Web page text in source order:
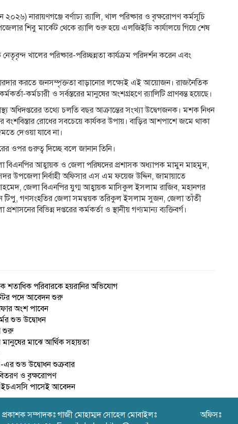
নারায়ণগঞ্জে বর্ণাঢ্য র‍্যালি, খাল পরিষ্কার ও বৃক্ষরোপণ কর্মসূচি
শিবু মার্কেট থেকে র‍্যালি শুরু হয়ে এলজিইডি কার্যালয়ে গিয়ে শেষ
খালের পরিষ্কার-পরিচ্ছন্নতা কার্যক্রম পরিদর্শন করেন এবং
করতে জনসম্পৃক্ততা বাড়ানোর লক্ষ্যেই এই আয়োজন। রাজনৈতিক
কর্মচারী ও সর্বস্তরের মানুষের অংশগ্রহণে র‍্যালিটি প্রাণবন্ত হয়েছে।
অধিদপ্তরের তথ্যে চলতি বছর আক্রান্তের সংখ্যা উদ্বেগজনক। মশক নিধন
রোধের সবচেয়ে কার্যকর উপায়। বাড়ির আশপাশে জমে থাকা
দেওয়া যাবে না।
ওপর গুরুত্ব দিচ্ছে বলে জানান তিনি।
বিএনপির আহ্বায়ক ও জেলা পরিষদের প্রশাসক অধ্যাপক মামুন মাহমুদ,
উপজেলা নির্বাহী অফিসার এস এম ফয়েজ উদ্দিন, জামায়াতে
জেলা বিএনপির যুগ্ম আহ্বায়ক মাসিকুল ইসলাম রাজিব, মহানগর
গণসংহতির জেলা সমন্বয়ক তরিকুল ইসলাম সুজন, জেলা তাঁতী
বিভিন্ন দপ্তরের কর্মকর্তা ও স্থানীয় গণ্যমান্য ব্যক্তিবর্গ।
শতাধিক পরিবারকে হয়রানির অভিযোগ
পদে আবেদন শুরু
অংশ পাবেন
শুভ উদ্বোধন
শুরু
মাঝে আর্থিক সহায়তা
এর শুভ উদ্বোধন শুক্রবার
ও বৃক্ষরোপণ
পাসেই আবেদন
প্রকাশক সম্পাদকঃ গাজী মোহাম্মদ সোহেল মোবাইলঃ
অফিসঃ